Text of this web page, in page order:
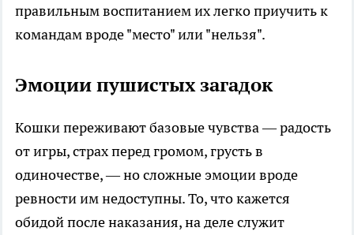
правильным воспитанием их легко приучить к
командам вроде "место" или "нельзя".
Эмоции пушистых загадок
Кошки переживают базовые чувства — радость
от игры, страх перед громом, грусть в
одиночестве, — но сложные эмоции вроде
ревности им недоступны. То, что кажется
обидой после наказания, на деле служит